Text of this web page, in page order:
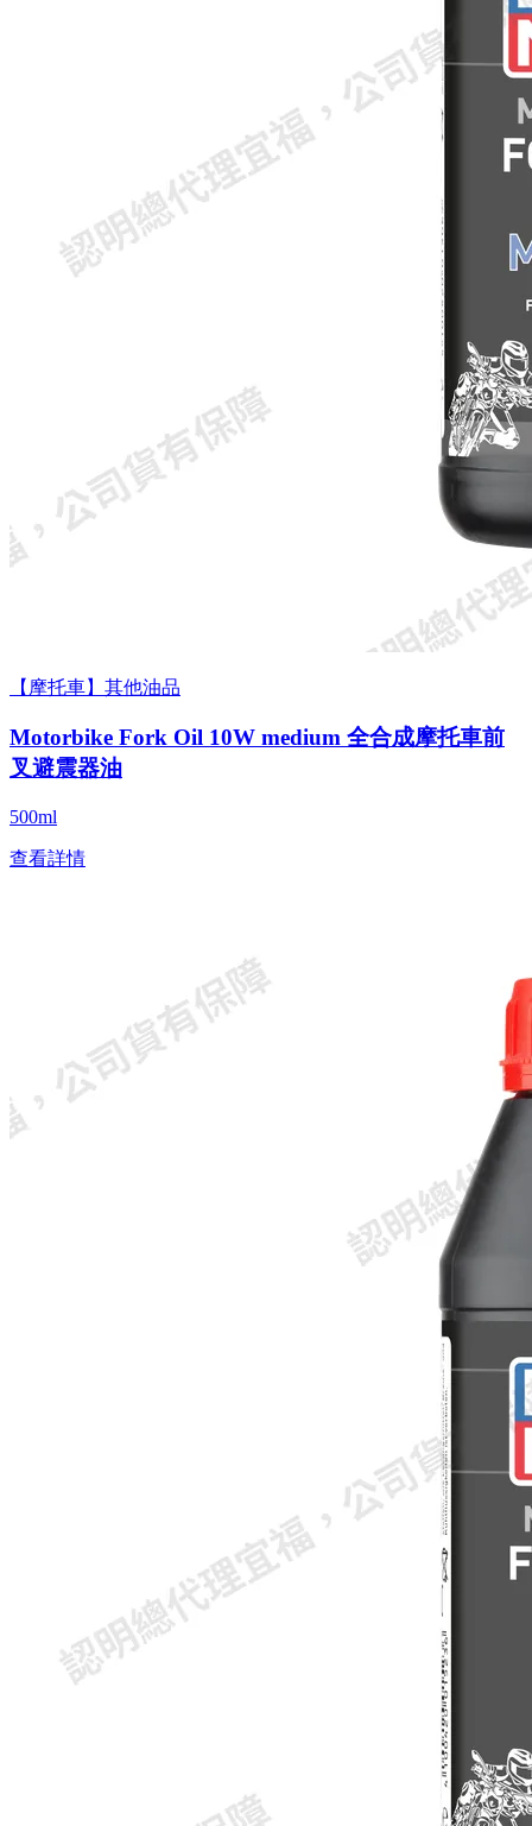
【摩托車】其他油品
Motorbike Fork Oil 10W medium 全合成摩托車前
叉避震器油
500ml
查看詳情